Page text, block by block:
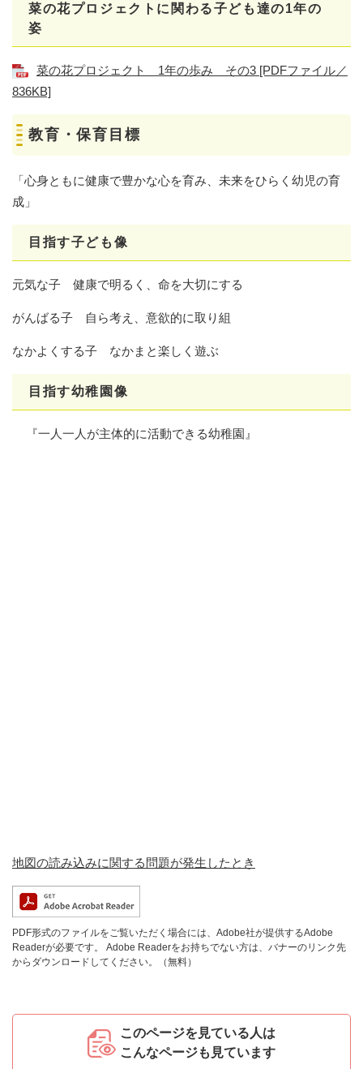
菜の花プロジェクトに関わる子ども達の1年の
姿
菜の花プロジェクト 1年の歩み その3 [PDFファイル／
836KB]
教育・保育目標
「心身ともに健康で豊かな心を育み、未来をひらく幼児の育
成」
目指す子ども像
元気な子 健康で明るく、命を大切にする
がんばる子 自ら考え、意欲的に取り組
なかよくする子 なかまと楽しく遊ぶ
目指す幼稚園像
『一人一人が主体的に活動できる幼稚園』
地図の読み込みに関する問題が発生したとき
PDF形式のファイルをご覧いただく場合には、Adobe社が提供するAdobe
Readerが必要です。
Adobe Readerをお持ちでない方は、バナーのリンク先
からダウンロードしてください。（無料）
このページを見ている人は
こんなページも見ています